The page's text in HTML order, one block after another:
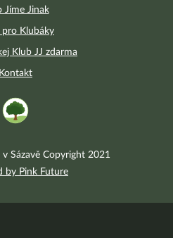
Jíme Jinak
pro Klubáky
Klub JJ zdarma
Kontakt
Sázavě Copyright 2021
by Pink Future